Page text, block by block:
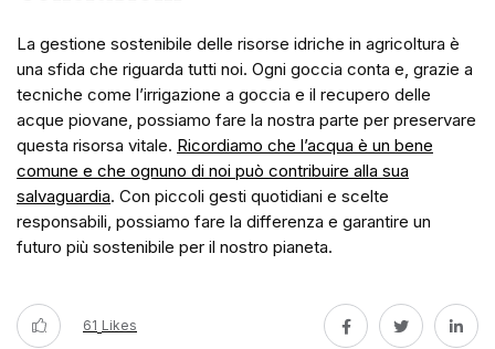
La gestione sostenibile delle risorse idriche in agricoltura è
una sfida che riguarda tutti noi. Ogni goccia conta e, grazie a
tecniche come l’irrigazione a goccia e il recupero delle
acque piovane, possiamo fare la nostra parte per preservare
questa risorsa vitale. Ricordiamo che l’acqua è un bene
comune e che ognuno di noi può contribuire alla sua
salvaguardia. Con piccoli gesti quotidiani e scelte
responsabili, possiamo fare la differenza e garantire un
futuro più sostenibile per il nostro pianeta.
61 Likes